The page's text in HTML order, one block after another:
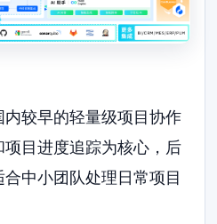
较早的轻量级项目协作
目进度追踪为核心，后
中小团队处理日常项目